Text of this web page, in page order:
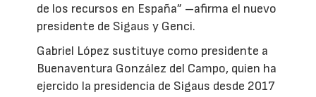
de los recursos en España” –afirma el nuevo
presidente de Sigaus y Genci.
Gabriel López sustituye como presidente a
Buenaventura González del Campo, quien ha
ejercido la presidencia de Sigaus desde 2017